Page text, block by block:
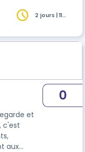
bien une
2 jours | 11
et
c'est
aux
0